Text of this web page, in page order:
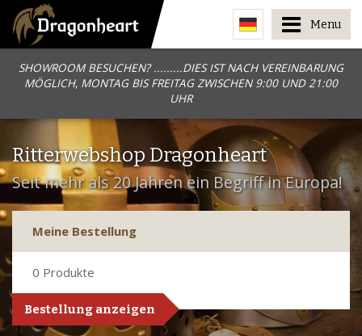
SHOWROOM BESUCHEN? .........DIES IST NACH VEREINBARUNG
MÖGLICH, MONTAG BIS FREITAG ZWISCHEN 9:00 UND 21:00
UHR
Menu
Ritterwebshop Dragonheart
Seit mehr als 20 Jahren ein Begriff in Europa!
Meine Bestellung
0 Produkte
Bestellung anzeigen